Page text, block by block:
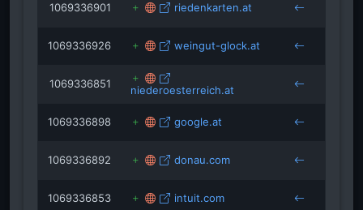
1069336901 riedenkarten.at
1069336926 weingut-glock.at
1069336851 niederoesterreich.at
1069336898 google.at
1069336892 donau.com
1069336853 intuit.com